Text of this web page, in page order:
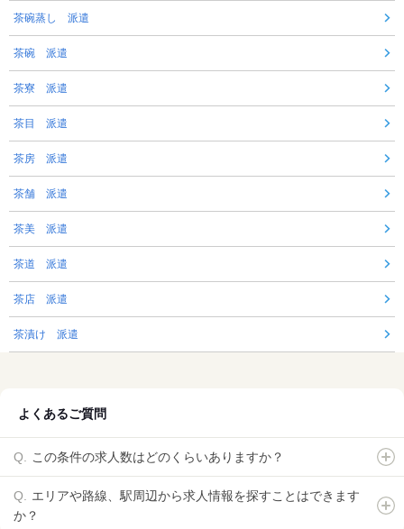
茶碗蒸し 派遣
茶碗 派遣
茶寮 派遣
茶目 派遣
茶房 派遣
茶舗 派遣
茶美 派遣
茶道 派遣
茶店 派遣
茶漬け 派遣
よくあるご質問
この条件の求人数はどのくらいありますか？
エリアや路線、駅周辺から求人情報を探すことはできます
か？